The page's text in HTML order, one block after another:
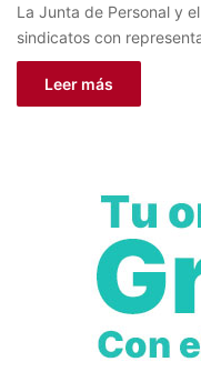
La Junta de Personal y
sindicatos con
Leer más